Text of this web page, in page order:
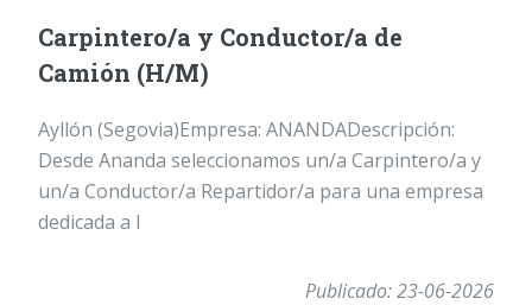
Carpintero/a y Conductor/a de
Camión (H/M)
Ayllón (Segovia)Empresa: ANANDADescripción:
Desde Ananda seleccionamos un/a Carpintero/a y
un/a Conductor/a Repartidor/a para una empresa
dedicada a l
Publicado: 23-06-2026